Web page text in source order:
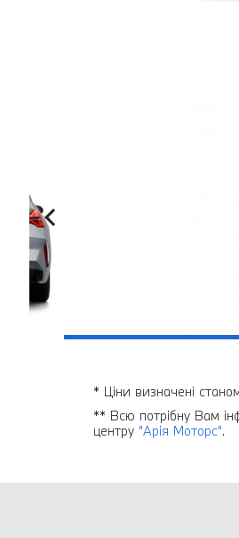
* Ціни визначені
** Всю потрібну Вам
центру "Арія Моторс".